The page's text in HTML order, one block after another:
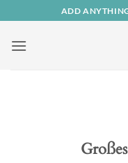
Inhalt
springen
ADD